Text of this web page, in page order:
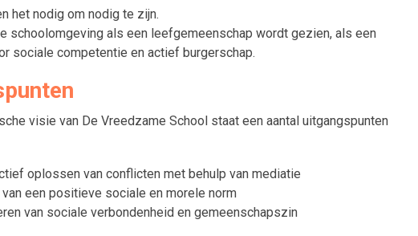
het nodig om nodig te zijn.
schoolomgeving als een leefgemeenschap wordt gezien, als een
sociale competentie en actief burgerschap.
visie van De Vreedzame School staat een aantal uitgangspunten
oplossen van conflicten met behulp van mediatie
een positieve sociale en morele norm
van sociale verbondenheid en gemeenschapszin